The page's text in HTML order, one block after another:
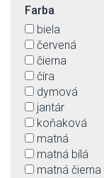
Farba
biela
červená
čierna
číra
dymová
jantár
koňaková
matná
matná bílá
matná čierna